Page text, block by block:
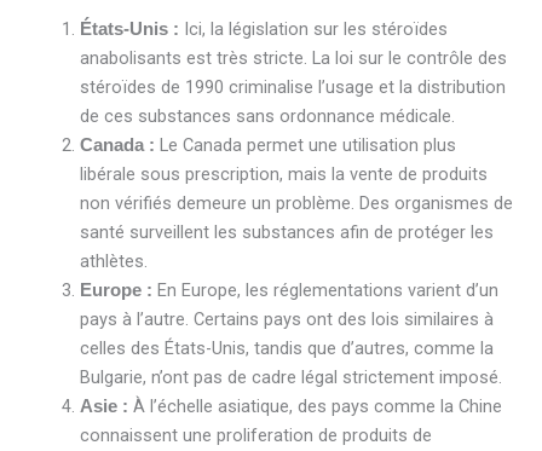
États-Unis : Ici, la législation sur les stéroïdes
anabolisants est très stricte. La loi sur le contrôle des
stéroïdes de 1990 criminalise l’usage et la distribution
de ces substances sans ordonnance médicale.
Canada : Le Canada permet une utilisation plus
libérale sous prescription, mais la vente de produits
non vérifiés demeure un problème. Des organismes de
santé surveillent les substances afin de protéger les
athlètes.
Europe : En Europe, les réglementations varient d’un
pays à l’autre. Certains pays ont des lois similaires à
celles des États-Unis, tandis que d’autres, comme la
Bulgarie, n’ont pas de cadre légal strictement imposé.
Asie : À l’échelle asiatique, des pays comme la Chine
connaissent une proliferation de produits de